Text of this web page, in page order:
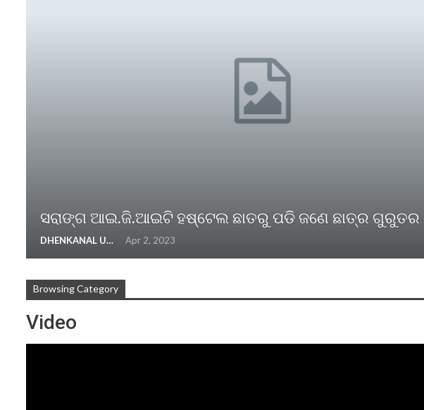
ସରାଙ୍ଗ ଆଇ.ଜି.ଆଇଟି ହଷ୍ଟେଲ ଛାତରୁ ପଡି ଜଣେ ଛାତ୍ର ଗୁରୁତର
DHENKANAL UPDATE Apr 2, 2023
Browsing Category
Video